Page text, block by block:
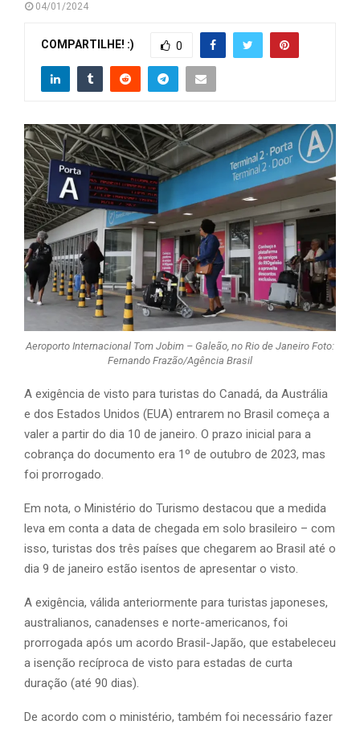
04/01/2024
COMPARTILHE! :) 0
Aeroporto Internacional Tom Jobim – Galeão, no Rio de Janeiro Foto:
Fernando Frazão/Agência Brasil
A exigência de visto para turistas do Canadá, da Austrália
e dos Estados Unidos (EUA) entrarem no Brasil começa a
valer a partir do dia 10 de janeiro. O prazo inicial para a
cobrança do documento era 1º de outubro de 2023, mas
foi prorrogado.
Em nota, o Ministério do Turismo destacou que a medida
leva em conta a data de chegada em solo brasileiro – com
isso, turistas dos três países que chegarem ao Brasil até o
dia 9 de janeiro estão isentos de apresentar o visto.
A exigência, válida anteriormente para turistas japoneses,
australianos, canadenses e norte-americanos, foi
prorrogada após um acordo Brasil-Japão, que estabeleceu
a isenção recíproca de visto para estadas de curta
duração (até 90 dias).
De acordo com o ministério, também foi necessário fazer